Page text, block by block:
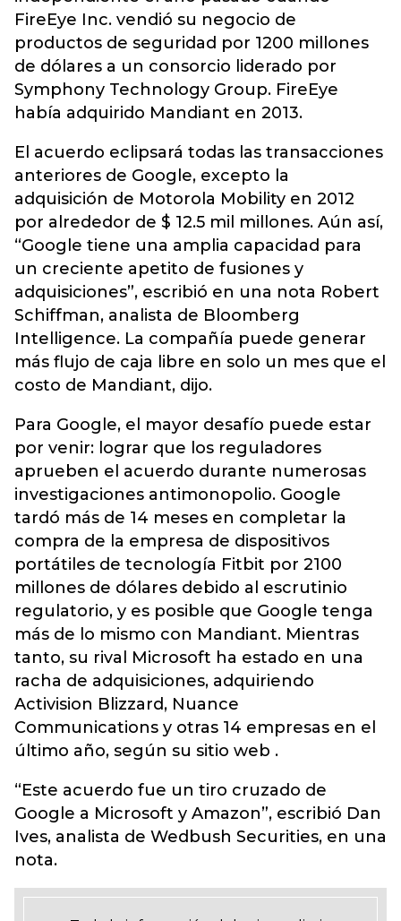
FireEye Inc. vendió su negocio de
productos de seguridad por 1200 millones
de dólares a un consorcio liderado por
Symphony Technology Group. FireEye
había adquirido Mandiant en 2013.
El acuerdo eclipsará todas las transacciones
anteriores de Google, excepto la
adquisición de Motorola Mobility en 2012
por alrededor de $ 12.5 mil millones. Aún así,
“Google tiene una amplia capacidad para
un creciente apetito de fusiones y
adquisiciones”, escribió en una nota Robert
Schiffman, analista de Bloomberg
Intelligence. La compañía puede generar
más flujo de caja libre en solo un mes que el
costo de Mandiant, dijo.
Para Google, el mayor desafío puede estar
por venir: lograr que los reguladores
aprueben el acuerdo durante numerosas
investigaciones antimonopolio. Google
tardó más de 14 meses en completar la
compra de la empresa de dispositivos
portátiles de tecnología Fitbit por 2100
millones de dólares debido al escrutinio
regulatorio, y es posible que Google tenga
más de lo mismo con Mandiant. Mientras
tanto, su rival Microsoft ha estado en una
racha de adquisiciones, adquiriendo
Activision Blizzard, Nuance
Communications y otras 14 empresas en el
último año, según su sitio web .
“Este acuerdo fue un tiro cruzado de
Google a Microsoft y Amazon”, escribió Dan
Ives, analista de Wedbush Securities, en una
nota.